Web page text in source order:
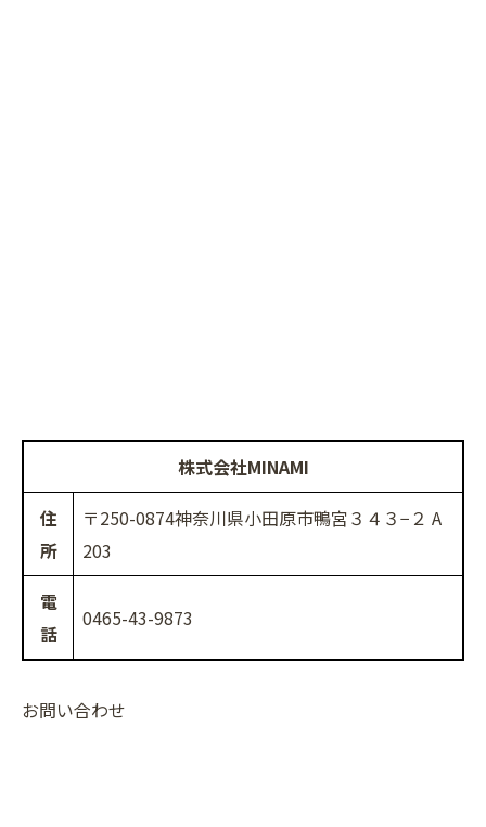
株式会社MINAMI
住
所
〒250-0874神奈川県小田原市鴨宮３４３−２ A
203
電
話
0465-43-9873
お問い合わせ